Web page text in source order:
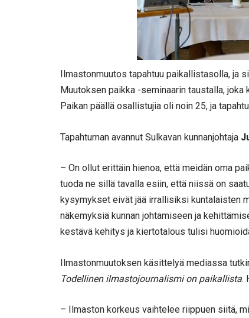
Ilmastonmuutos tapahtuu paikallistasolla, ja
Muutoksen paikka -seminaarin taustalla,
Paikan päällä osallistujia oli noin 25, ja
Tapahtuman avannut Sulkavan kunnanjohtaja
– On ollut erittäin hienoa, että meidän oma
tuoda ne sillä tavalla esiin, että niissä on
kysymykset eivät jää irrallisiksi kuntalaisten
näkemyksiä kunnan johtamiseen ja
kestävä kehitys ja kiertotalous tulisi
Ilmastonmuutoksen käsittelyä mediassa
Todellinen ilmastojournalismi on paikallista.
– Ilmaston korkeus vaihtelee riippuen siitä,